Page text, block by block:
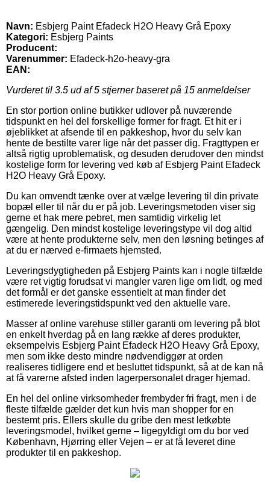
Navn: Esbjerg Paint Efadeck H2O Heavy Grå Epoxy
Kategori: Esbjerg Paints
Producent:
Varenummer: Efadeck-h2o-heavy-gra
EAN:
Vurderet til 3.5 ud af 5 stjerner baseret på 15 anmeldelser
En stor portion online butikker udlover på nuværende
tidspunkt en hel del forskellige former for fragt. Et hit er i
øjeblikket at afsende til en pakkeshop, hvor du selv kan
hente de bestilte varer lige når det passer dig. Fragttypen er
altså rigtig uproblematisk, og desuden derudover den mindst
kostelige form for levering ved køb af Esbjerg Paint Efadeck
H2O Heavy Grå Epoxy.
Du kan omvendt tænke over at vælge levering til din private
bopæl eller til når du er på job. Leveringsmetoden viser sig
gerne et hak mere pebret, men samtidig virkelig let
gængelig. Den mindst kostelige leveringstype vil dog altid
være at hente produkterne selv, men den løsning betinges af
at du er nærved e-firmaets hjemsted.
Leveringsdygtigheden på Esbjerg Paints kan i nogle tilfælde
være ret vigtig forudsat vi mangler varen lige om lidt, og med
det formål er det ganske essentielt at man finder det
estimerede leveringstidspunkt ved den aktuelle vare.
Masser af online varehuse stiller garanti om levering på blot
en enkelt hverdag på en lang række af deres produkter,
eksempelvis Esbjerg Paint Efadeck H2O Heavy Grå Epoxy,
men som ikke desto mindre nødvendiggør at orden
realiseres tidligere end et besluttet tidspunkt, så at de kan nå
at få varerne afsted inden lagerpersonalet drager hjemad.
En hel del online virksomheder frembyder fri fragt, men i de
fleste tilfælde gælder det kun hvis man shopper for en
bestemt pris. Ellers skulle du gribe den mest letkøbte
leveringsmodel, hvilket gerne – ligegyldigt om du bor ved
København, Hjørring eller Vejen – er at få leveret dine
produkter til en pakkeshop.